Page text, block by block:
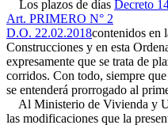
Los plazos de días Decreto
Art. PRIMERO N° 2
D.O. 22.02.2018contenidos en
Construcciones y en esta
expresamente que se trata de
corridos. Con todo, siempre
se entenderá prorrogado al
Al Ministerio de Vivienda y
las modificaciones que la